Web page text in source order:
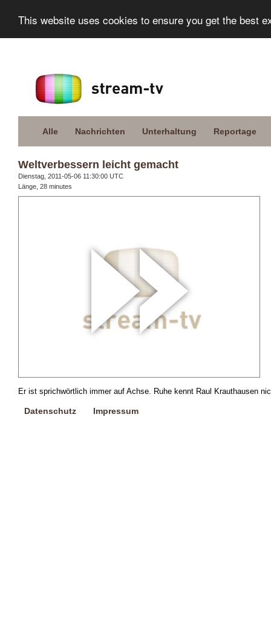
This website uses cookies to ensure you get the best
Alle Nachrichten Unterhaltung Reportage
Weltverbessern leicht gemacht
Dienstag, 2011-05-06 11:30:00 UTC
Länge, 28 minutes
Er ist sprichwörtlich immer auf Achse. Ruhe kennt Raul Krauthausen
Datenschutz Impressum